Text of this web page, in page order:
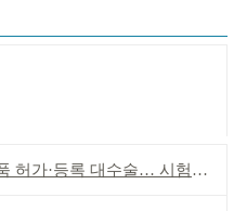
·등록 대수술… 시험자료 공용 허용